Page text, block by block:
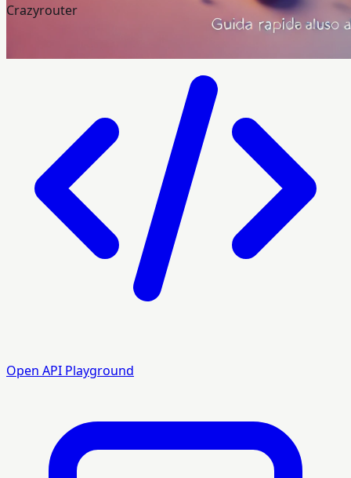
Crazyrouter
Open API Playground